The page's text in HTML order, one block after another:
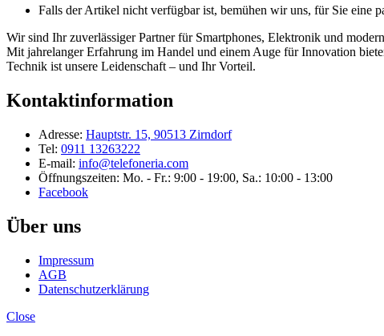
Falls der Artikel nicht verfügbar ist, bemühen wir uns, für Sie eine
Wir sind Ihr zuverlässiger Partner für Smartphones, Elektronik und
Mit jahrelanger Erfahrung im Handel und einem Auge für Innovation
Technik ist unsere Leidenschaft – und Ihr Vorteil.
Kontaktinformation
Adresse: Hauptstr. 15, 90513 Zirndorf
Tel: 0911 13263222
E-mail: info@telefoneria.com
Öffnungszeiten: Mo. - Fr.: 9:00 - 19:00, Sa.: 10:00 - 13:00
Facebook
Über uns
Impressum
AGB
Datenschutzerklärung
Close